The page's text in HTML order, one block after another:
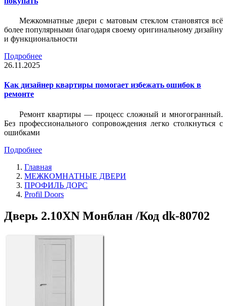
Межкомнатные двери с матовым стеклом становятся всё
более популярными благодаря своему оригинальному дизайну
и функциональности
Подробнее
26.11.2025
Как дизайнер квартиры помогает избежать ошибок в
ремонте
Ремонт квартиры — процесс сложный и многогранный.
Без профессионального сопровождения легко столкнуться с
ошибками
Подробнее
Главная
МЕЖКОМНАТНЫЕ ДВЕРИ
ПРОФИЛЬ ДОРС
Profil Doors
Дверь 2.10ХN Монблан /Код dk-80702